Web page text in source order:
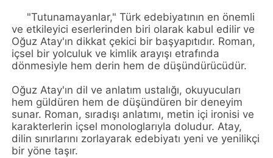
"Tutunamayanlar," Türk edebiyatının en önemli
ve etkileyici eserlerinden biri olarak kabul edilir ve
Oğuz Atay'ın dikkat çekici bir başyapıtıdır. Roman,
içsel bir yolculuk ve kimlik arayışı etrafında
dönmesiyle hem derin hem de düşündürücüdür.
Oğuz Atay'ın dil ve anlatım ustalığı, okuyucuları
hem güldüren hem de düşündüren bir deneyim
sunar. Roman, sıradışı anlatımı, metin içi ironisi ve
karakterlerin içsel monologlarıyla doludur. Atay,
dilin sınırlarını zorlayarak edebiyatı yeni ve yenilikçi
bir yöne taşır.